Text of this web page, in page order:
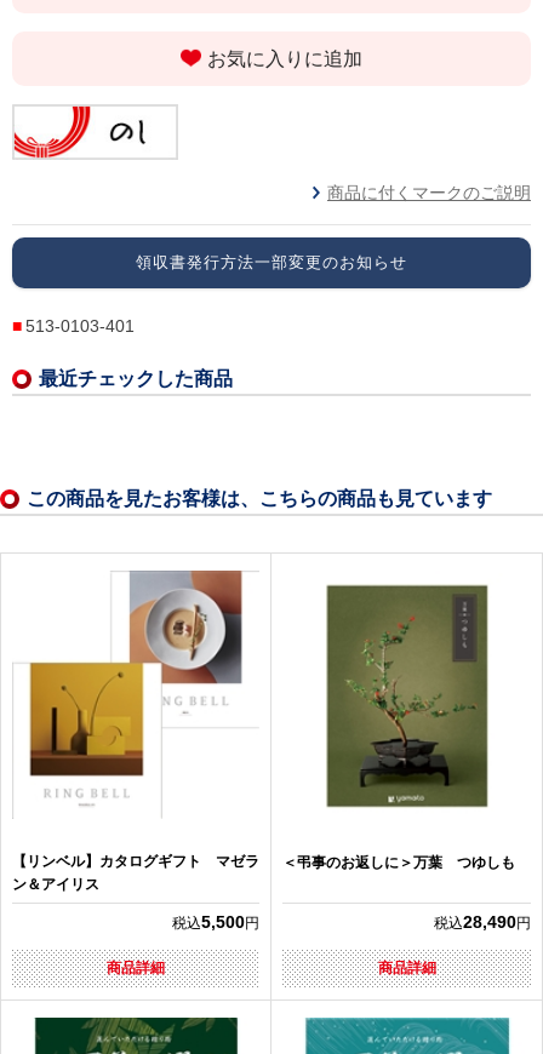
お気に入りに追加
商品に付くマークのご説明
領収書発行方法一部変更のお知らせ
513-0103-401
最近チェックした商品
この商品を見たお客様は、こちらの商品も見ています
【リンベル】カタログギフト マゼラ
ン＆アイリス
税込5,500円
商品詳細
＜弔事のお返しに＞万葉 つゆしも
税込28,490円
商品詳細